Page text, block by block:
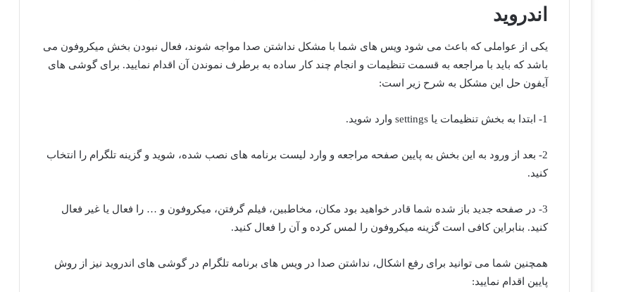
اندروید
یکی از عواملی که باعث می شود ویس های شما با مشکل نداشتن صدا مواجه شوند، فعال نبودن بخش میکروفون می
باشد که باید با مراجعه به قسمت تنظیمات و انجام چند کار ساده به برطرف نموندن آن اقدام نمایید. برای گوشی های
آیفون حل این مشکل به شرح زیر است:
1- ابتدا به بخش تنظیمات یا settings وارد شوید.
2- بعد از ورود به این بخش به پایین صفحه مراجعه و وارد لیست برنامه های نصب شده، شوید و گزینه تلگرام را انتخاب
کنید.
3- در صفحه جدید باز شده شما قادر خواهید بود مکان، مخاطبین، فیلم گرفتن، میکروفون و … را فعال یا غیر فعال
کنید. بنابراین کافی است گزینه میکروفون را لمس کرده و آن را فعال کنید.
همچنین شما می توانید برای رفع اشکال، نداشتن صدا در ویس های برنامه تلگرام در گوشی های اندروید نیز از روش
پایین اقدام نمایید: